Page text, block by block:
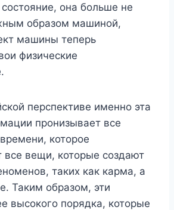
она больше не
образом машиной,
машины теперь
физические
перспективе именно эта
пронизывает все
которое
все вещи, которые создают
таких как карма, а
Таким образом, эти
высокого порядка, которые